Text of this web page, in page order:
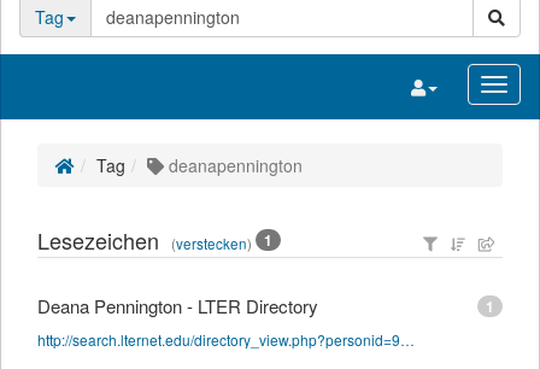
Tag
Suche
Navigation
Tag deanapennington
Lesezeichen (verstecken) 1
1
Deana Pennington - LTER Directory
http://search.lternet.edu/directory_view.php?personid=9689